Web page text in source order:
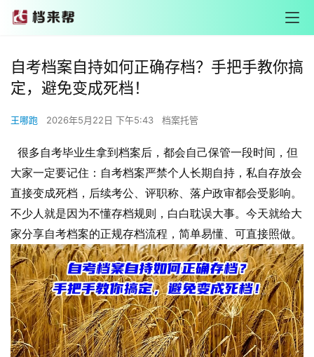
自考档案自持如何正确存档？手把手教你搞
定，避免变成死档！
王哪跑 2026年5月22日 下午5:43 档案托管
很多自考毕业生拿到档案后，都会自己保管一段时间，但
大家一定要记住：自考档案严禁个人长期自持，私自存放会
直接变成死档，后续考公、评职称、落户政审都会受影响。
不少人就是因为不懂存档规则，白白耽误大事。今天就给大
家分享自考档案的正规存档流程，简单易懂、可直接照做。